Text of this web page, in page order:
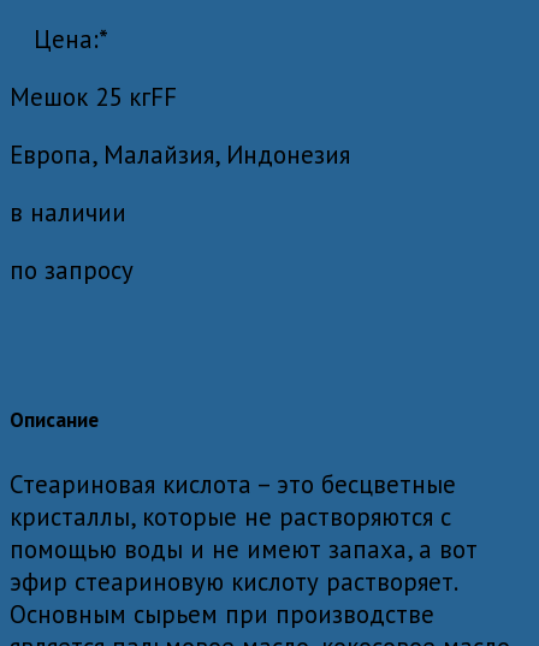
Цена:*
Мешок 25 кгFF
Европа, Малайзия, Индонезия
в наличии
по запросу
Описание
Стеариновая кислота – это бесцветные
кристаллы, которые не растворяются с
помощью воды и не имеют запаха, а вот
эфир стеариновую кислоту растворяет.
Основным сырьем при производстве